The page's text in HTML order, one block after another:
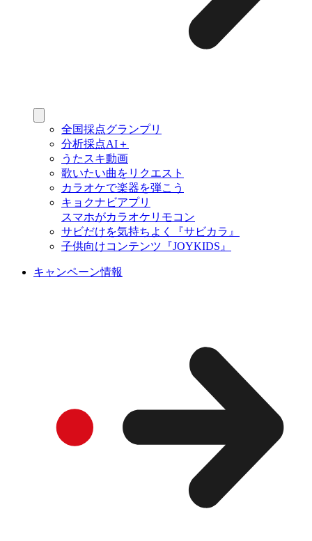
全国採点グランプリ
分析採点AI＋
うたスキ動画
歌いたい曲をリクエスト
カラオケで楽器を弾こう
キョクナビアプリ
スマホがカラオケリモコン
サビだけを気持ちよく『サビカラ』
子供向けコンテンツ『JOYKIDS』
キャンペーン情報